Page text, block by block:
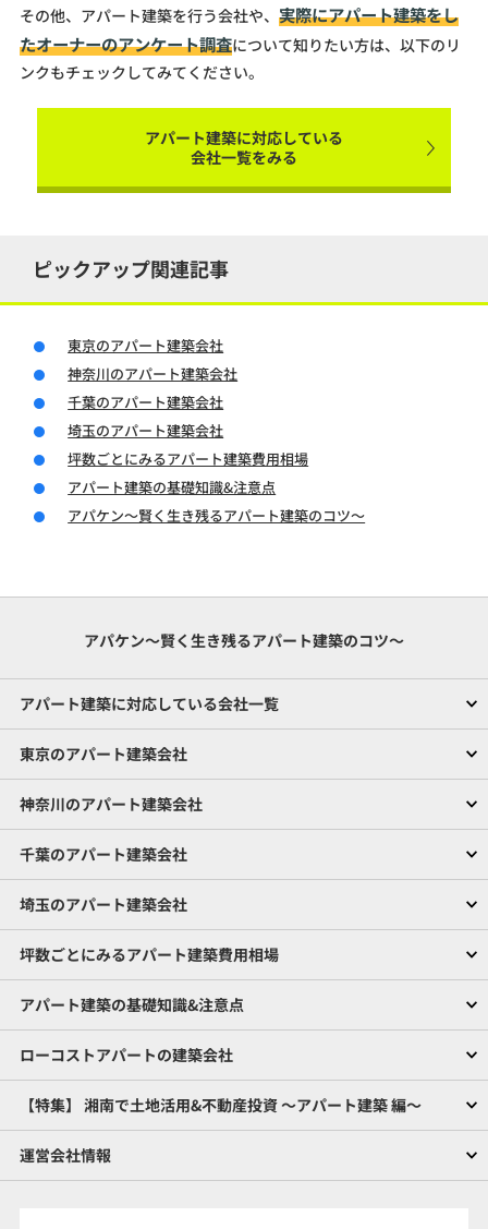
その他、アパート建築を行う会社や、 実際にアパート建築をし
たオーナーのアンケート調査について知りたい方は、以下のリ
ンクもチェックしてみてください。
アパート建築に対応している
会社一覧をみる
ピックアップ関連記事
東京のアパート建築会社
神奈川のアパート建築会社
千葉のアパート建築会社
埼玉のアパート建築会社
坪数ごとにみるアパート建築費用相場
アパート建築の基礎知識&注意点
アパケン～賢く生き残るアパート建築のコツ～
アパケン～賢く生き残るアパート建築のコツ～
アパート建築に対応している会社一覧
東京のアパート建築会社
神奈川のアパート建築会社
千葉のアパート建築会社
埼玉のアパート建築会社
坪数ごとにみるアパート建築費用相場
アパート建築の基礎知識&注意点
ローコストアパートの建築会社
【特集】 湘南で土地活用&不動産投資 ～アパート建築 編～
運営会社情報